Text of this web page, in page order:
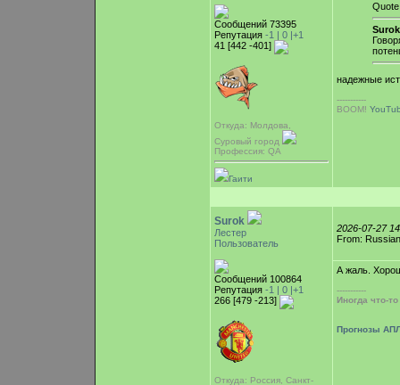
Сообщений 73395
Репутация -1 | 0 |+1
41 [442 -401]
Откуда: Молдова,
Суровый город
Профессия: QA
Гаити
Quote
надежные
-----------
BOOM!
Surok
Лестер
Пользователь
Сообщений 100864
Репутация -1 | 0 |+1
266 [479 -213]
Откуда: Россия, Санкт-
2026-07-27
From:
А жаль.
-----------
Иногда что-
Прогнозы